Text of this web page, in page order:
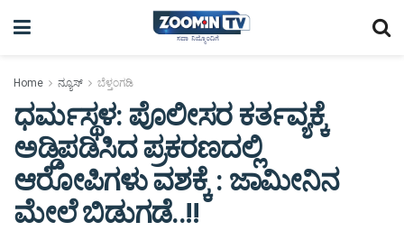
Home ನ್ಯೂಸ್ ಬೆಳ್ತಂಗಡಿ
ಧರ್ಮಸ್ಥಳ: ಪೊಲೀಸರ ಕರ್ತವ್ಯಕ್ಕೆ
ಅಡ್ಡಿಪಡಿಸಿದ ಪ್ರಕರಣದಲ್ಲಿ
ಆರೋಪಿಗಳು ವಶಕ್ಕೆ : ಜಾಮೀನಿನ
ಮೇಲೆ ಬಿಡುಗಡೆ..!!